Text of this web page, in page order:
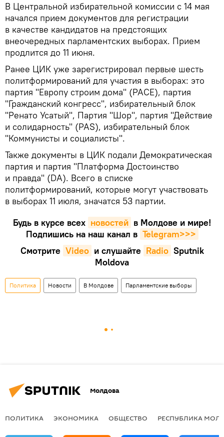
В Центральной избирательной комиссии с 14 мая
начался прием документов для регистрации
в качестве кандидатов на предстоящих
внеочередных парламентских выборах. Прием
продлится до 11 июня.
Ранее ЦИК уже зарегистрировал первые шесть
политформирований для участия в выборах: это
партия "Европу строим дома" (PACE), партия
"Гражданский конгресс", избирательный блок
"Ренато Усатый", Партия "Шор", партия "Действие
и солидарность" (PAS), избирательный блок
"Коммунисты и социалисты".
Также документы в ЦИК подали Демократическая
партия и партия "Платформа Достоинство
и правда" (DA). Всего в списке
политформирований, которые могут участвовать
в выборах 11 июля, значатся 53 партии.
Будь в курсе всех новостей в Молдове и мире!
Подпишись на наш канал в Telegram>>>
Смотрите Video и слушайте Radio Sputnik
Moldova
Политика Новости В Молдове Парламентские выборы
Молдова
ПОЛИТИКА ЭКОНОМИКА ОБЩЕСТВО РЕСПУБЛИКА